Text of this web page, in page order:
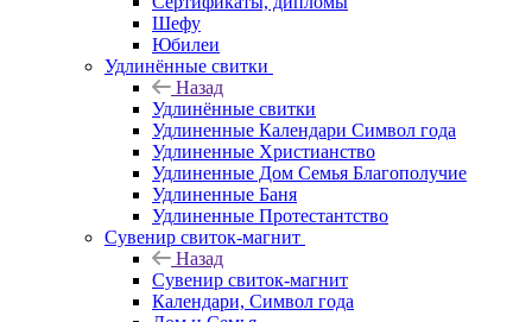
Шефу
Юбилеи
Удлинённые свитки
Назад
Удлинённые свитки
Удлиненные Календари Символ года
Удлиненные Христианство
Удлиненные Дом Семья Благополучие
Удлиненные Баня
Удлиненные Протестантство
Сувенир свиток-магнит
Назад
Сувенир свиток-магнит
Календари, Символ года